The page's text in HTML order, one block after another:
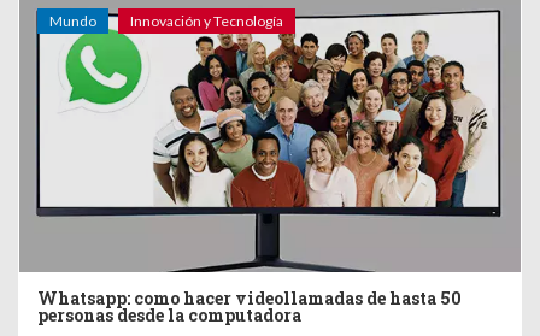
Mundo Innovación y Tecnología
Whatsapp: como hacer videollamadas de hasta 50
personas desde la computadora